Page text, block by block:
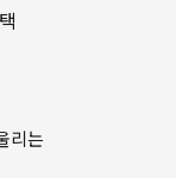
리는